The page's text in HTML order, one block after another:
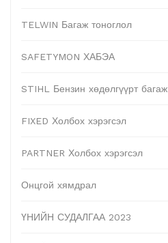
TELWIN Багаж тоноглол
SAFETYMON ХАБЭА
STIHL Бензин хөдөлгүүрт багаж
FIXED Холбох хэрэгсэл
PARTNER Холбох хэрэгсэл
Онцгой хямдрал
ҮНИЙН СУДАЛГАА 2023